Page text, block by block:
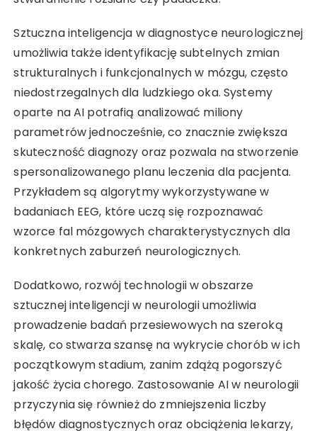
Sztuczna inteligencja w diagnostyce neurologicznej
umożliwia także identyfikację subtelnych zmian
strukturalnych i funkcjonalnych w mózgu, często
niedostrzegalnych dla ludzkiego oka. Systemy
oparte na AI potrafią analizować miliony
parametrów jednocześnie, co znacznie zwiększa
skuteczność diagnozy oraz pozwala na stworzenie
spersonalizowanego planu leczenia dla pacjenta.
Przykładem są algorytmy wykorzystywane w
badaniach EEG, które uczą się rozpoznawać
wzorce fal mózgowych charakterystycznych dla
konkretnych zaburzeń neurologicznych.
Dodatkowo, rozwój technologii w obszarze
sztucznej inteligencji w neurologii umożliwia
prowadzenie badań przesiewowych na szeroką
skalę, co stwarza szansę na wykrycie chorób w ich
początkowym stadium, zanim zdążą pogorszyć
jakość życia chorego. Zastosowanie AI w neurologii
przyczynia się również do zmniejszenia liczby
błędów diagnostycznych oraz obciążenia lekarzy,